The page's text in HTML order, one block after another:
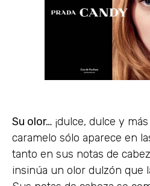
Su olor… ¡dulce, dulce y
caramelo sólo aparece en
tanto en sus notas de
insinúa un olor dulzón que